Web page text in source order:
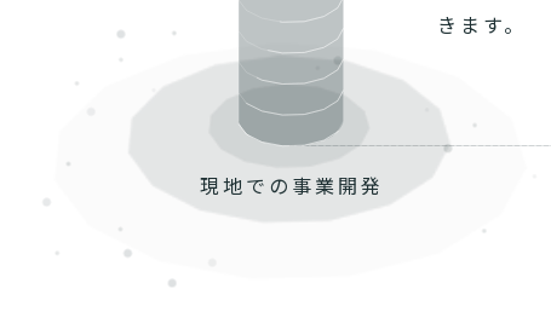
現地での 事業開発
きます。